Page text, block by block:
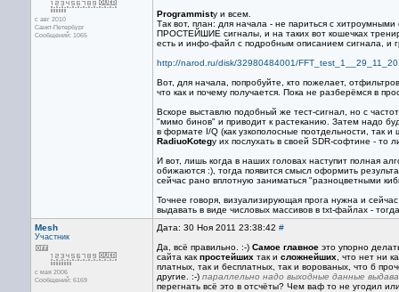
с авг 2010
Санкт-Петербург
Сообщений: 1065
Programmistу и всем.
Так вот, план: для начала - не париться с
ПРОСТЕЙШИЕ сигналы, и на таких вот кошечках
есть и инфо-файл с подробным описанием сигнала, и
http://narod.ru/disk/32980484001/
Вот, для начала, попробуйте, кто пожелает,
что как и почему получается. Пока не разберёмся в
Вскоре выставлю подобный же тест-сигнал, но с
"мимо бинов" и приводит к растеканию. Затем надо
в формате I/Q (как узкополосные поотдельности, так
RadiuoKotegу их послухать в своей SDR-софтине - то
И вот, лишь когда в наших головах наступит полная
обижаются :), тогда появится смысл оформить
сейчас рано вплотную заниматься "разноцветными
Точнее говоря, визуализирующая прога нужна и
выдавать в виде числовых массивов в txt-файлах -
Mesh
Участник
с мая 2006
Сообщений: 6169
Дата: 30 Ноя 2011 23:38:42 #
Да, всё правильно. :-) Самое главное это упорно
сайта как простейших так и сложнейших , что нет ни
платных, так и бесплатных, так и ворованых, что б
другие. :-) параллельно надо выходные данные
перегнать всё это в отсчёты? Чем ваф то не угодил